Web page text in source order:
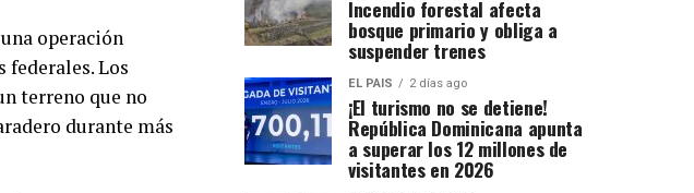
operación
federales. Los
terreno que no
durante más
Incendio forestal afecta
bosque primario y obliga a
suspender trenes
EL PAIS 2 días ago
¡El turismo no se detiene!
República Dominicana apunta
a superar los 12 millones de
visitantes en 2026